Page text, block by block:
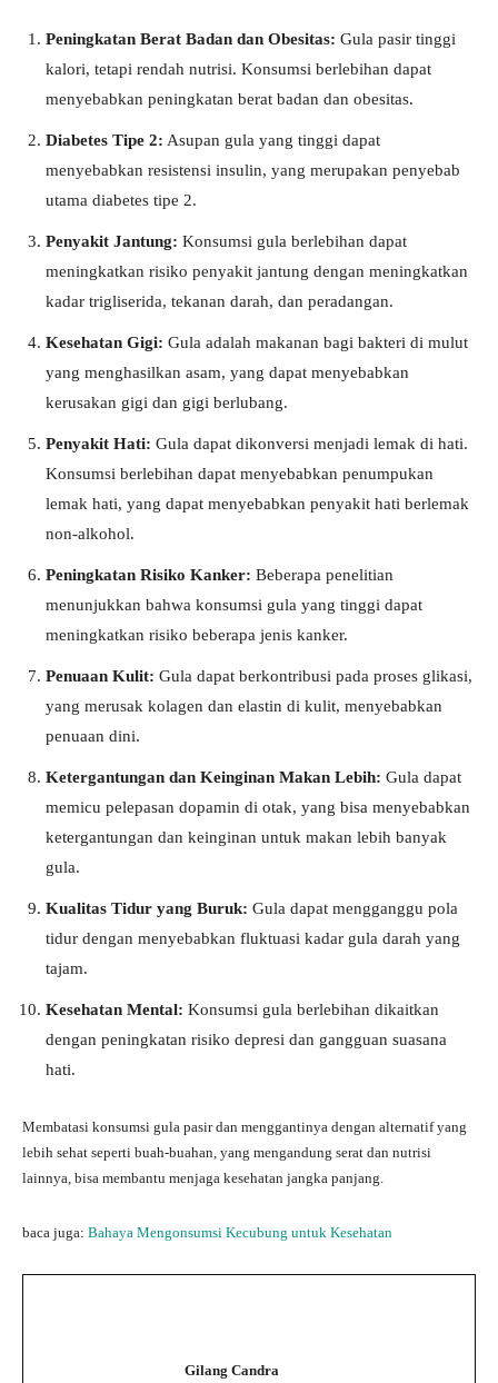
Peningkatan Berat Badan dan Obesitas: Gula pasir tinggi
kalori, tetapi rendah nutrisi. Konsumsi berlebihan dapat
menyebabkan peningkatan berat badan dan obesitas.
Diabetes Tipe 2: Asupan gula yang tinggi dapat
menyebabkan resistensi insulin, yang merupakan penyebab
utama diabetes tipe 2.
Penyakit Jantung: Konsumsi gula berlebihan dapat
meningkatkan risiko penyakit jantung dengan meningkatkan
kadar trigliserida, tekanan darah, dan peradangan.
Kesehatan Gigi: Gula adalah makanan bagi bakteri di mulut
yang menghasilkan asam, yang dapat menyebabkan
kerusakan gigi dan gigi berlubang.
Penyakit Hati: Gula dapat dikonversi menjadi lemak di hati.
Konsumsi berlebihan dapat menyebabkan penumpukan
lemak hati, yang dapat menyebabkan penyakit hati berlemak
non-alkohol.
Peningkatan Risiko Kanker: Beberapa penelitian
menunjukkan bahwa konsumsi gula yang tinggi dapat
meningkatkan risiko beberapa jenis kanker.
Penuaan Kulit: Gula dapat berkontribusi pada proses glikasi,
yang merusak kolagen dan elastin di kulit, menyebabkan
penuaan dini.
Ketergantungan dan Keinginan Makan Lebih: Gula dapat
memicu pelepasan dopamin di otak, yang bisa menyebabkan
ketergantungan dan keinginan untuk makan lebih banyak
gula.
Kualitas Tidur yang Buruk: Gula dapat mengganggu pola
tidur dengan menyebabkan fluktuasi kadar gula darah yang
tajam.
Kesehatan Mental: Konsumsi gula berlebihan dikaitkan
dengan peningkatan risiko depresi dan gangguan suasana
hati.
Membatasi konsumsi gula pasir dan menggantinya dengan alternatif yang
lebih sehat seperti buah-buahan, yang mengandung serat dan nutrisi
lainnya, bisa membantu menjaga kesehatan jangka panjang.
baca juga: Bahaya Mengonsumsi Kecubung untuk Kesehatan
Gilang Candra